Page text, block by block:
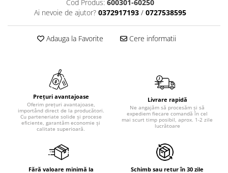
Cod Produs: 600301-60250
Ai nevoie de ajutor? 0372917193 / 0727538595
Adauga la Favorite Cere informatii
Prețuri avantajoase
Oferim prețuri avantajoase,
importând direct de la producători.
Cu parteneriate solide și procese
eficiente, garantăm economie și
calitate superioară.
Livrare rapidă
Ne angajăm să procesăm și să
expediem fiecare comandă în cel
mai scurt timp posibil, aprox. 1-2 zile
lucrătoare
Fără valoare minimă la
Schimb sau retur în 30 zile